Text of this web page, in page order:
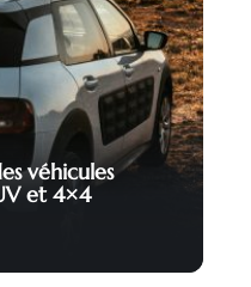
véhicules
et 4×4